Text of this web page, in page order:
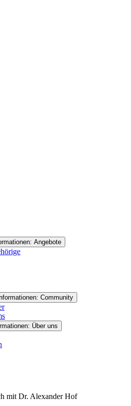
Angebote
Community
Über uns